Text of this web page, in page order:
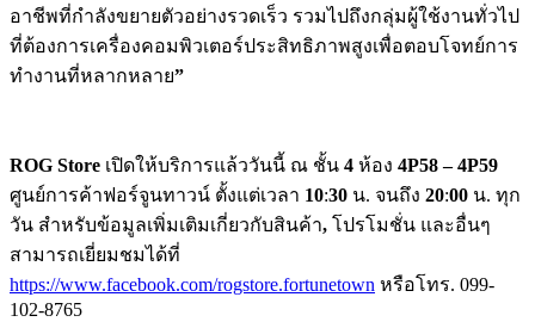
อาชีพที่กำลังขยายตัวอย่างรวดเร็ว รวมไปถึงกลุ่มผู้ใช้งานทั่วไป
ที่ต้องการเครื่องคอมพิวเตอร์ประสิทธิภาพสูงเพื่อตอบโจทย์การ
ทำงานที่หลากหลาย”
ROG Store เปิดให้บริการแล้ววันนี้ ณ ชั้น 4 ห้อง 4P58 – 4P59
ศูนย์การค้าฟอร์จูนทาวน์ ตั้งแต่เวลา 10:30 น. จนถึง 20:00 น. ทุก
วัน สำหรับข้อมูลเพิ่มเติมเกี่ยวกับสินค้า, โปรโมชั่น และอื่นๆ
สามารถเยี่ยมชมได้ที่
https://www.facebook.com/rogstore.fortunetown หรือโทร. 099-
102-8765